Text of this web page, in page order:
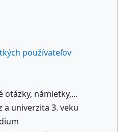
používateľov
otázky, námietky,...
a univerzita 3. veku